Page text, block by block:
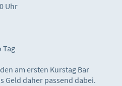
Uhr
Tag
am ersten Kurstag Bar
Geld daher passend dabei.